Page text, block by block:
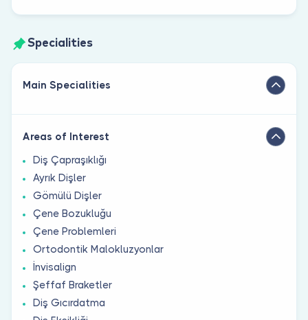
Specialities
Main Specialities
Areas of Interest
Diş Çapraşıklığı
Ayrık Dişler
Gömülü Dişler
Çene Bozukluğu
Çene Problemleri
Ortodontik Malokluzyonlar
İnvisalign
Şeffaf Braketler
Diş Gıcırdatma